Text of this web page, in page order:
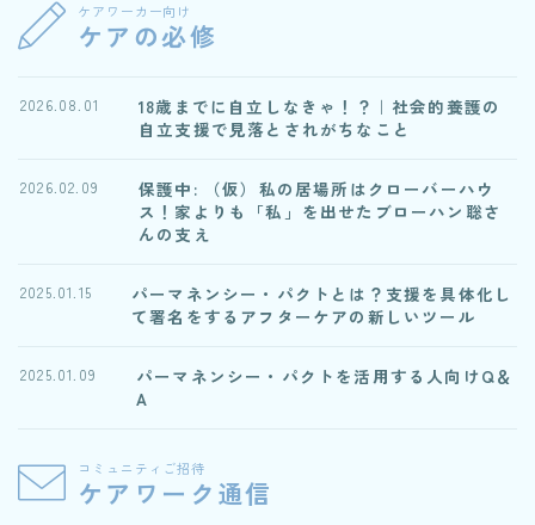
ケアワーカー向け
ケアの必修
18歳までに自立しなきゃ！？｜社会的養護の
自立支援で見落とされがちなこと
2026.08.01
保護中: （仮）私の居場所はクローバーハウ
ス！家よりも「私」を出せたブローハン聡さ
んの支え
2026.02.09
パーマネンシー・パクトとは？支援を具体化し
て署名をするアフターケアの新しいツール
2025.01.15
パーマネンシー・パクトを活用する人向けQ＆
A
2025.01.09
コミュニティご招待
ケアワーク通信